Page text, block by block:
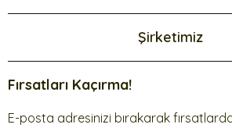
Şirketimiz
Fırsatları Kaçırma!
E-posta adresinizi bırakarak